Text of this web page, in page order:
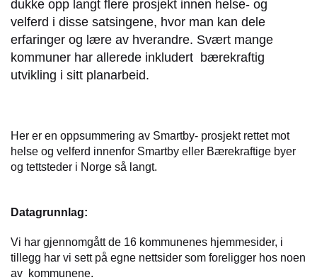
dukke opp langt flere prosjekt innen helse- og
velferd i disse satsingene, hvor man kan dele
erfaringer og lære av hverandre. Svært mange
kommuner har allerede inkludert bærekraftig
utvikling i sitt planarbeid.
Her er en oppsummering av Smartby- prosjekt rettet mot
helse og velferd innenfor Smartby eller Bærekraftige byer
og tettsteder i Norge så langt.
Datagrunnlag:
Vi har gjennomgått de 16 kommunenes hjemmesider, i
tillegg har vi sett på egne nettsider som foreligger hos noen
av kommunene.